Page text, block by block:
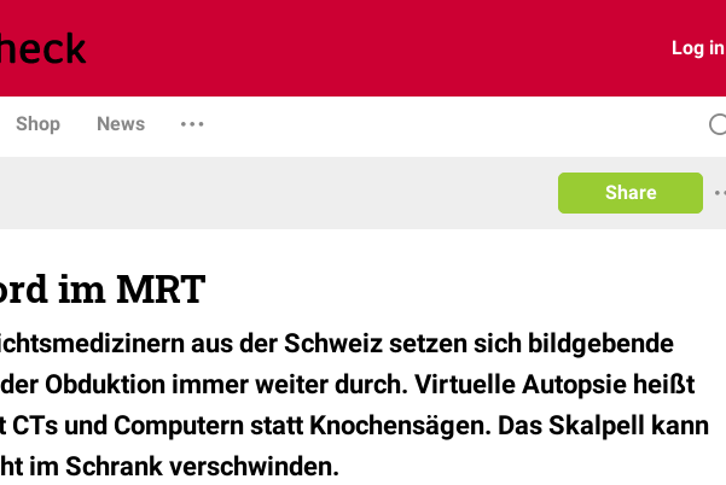
Log in
Shop News
Share
im MRT
aus der Schweiz setzen sich bildgebende
Obduktion immer weiter durch. Virtuelle Autopsie heißt
und Computern statt Knochensägen. Das Skalpell kann
im Schrank verschwinden.